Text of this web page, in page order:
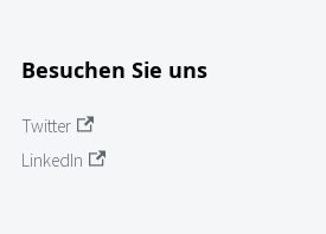
Besuchen Sie uns
Twitter
LinkedIn